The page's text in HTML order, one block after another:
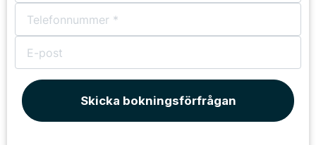
Skicka bokningsförfrågan